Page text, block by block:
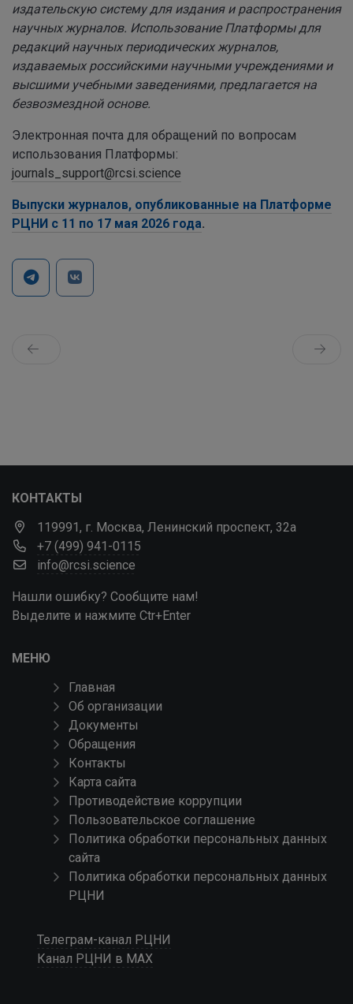
издательскую систему для издания и распространения
научных журналов. Использование Платформы для
редакций научных периодических журналов,
издаваемых российскими научными учреждениями и
высшими учебными заведениями, предлагается на
безвозмездной основе.
Электронная почта для обращений по вопросам
использования Платформы:
journals_support@rcsi.science
Выпуски журналов, опубликованные на Платформе
РЦНИ с 11 по 17 мая 2026 года.
КОНТАКТЫ
119991, г. Москва, Ленинский проспект, 32а
+7 (499) 941-0115
info@rcsi.science
Нашли ошибку? Сообщите нам!
Выделите и нажмите Ctr+Enter
МЕНЮ
Главная
Об организации
Документы
Обращения
Контакты
Карта сайта
Противодействие коррупции
Пользовательское соглашение
Политика обработки персональных данных
сайта
Политика обработки персональных данных
РЦНИ
Телеграм-канал РЦНИ
Канал РЦНИ в MAX